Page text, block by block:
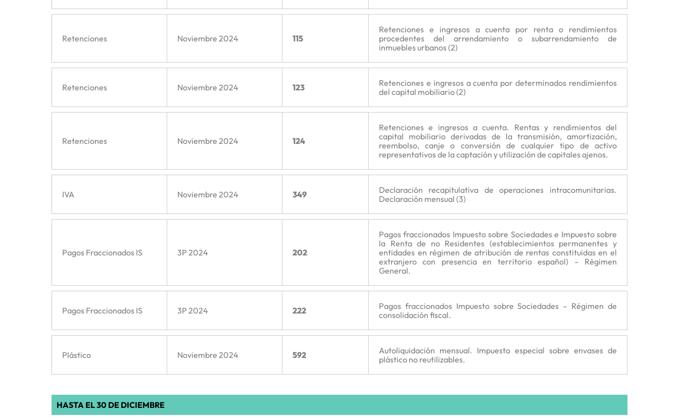
Retenciones Noviembre 2024 115
Retenciones e ingresos a cuenta por renta o rendimientos
procedentes del arrendamiento o subarrendamiento de
inmuebles urbanos (2)
Retenciones Noviembre 2024 123
Retenciones e ingresos a cuenta por determinados rendimientos
del capital mobiliario (2)
Retenciones Noviembre 2024 124
Retenciones e ingresos a cuenta. Rentas y rendimientos del
capital mobiliario derivadas de la transmisión, amortización,
reembolso, canje o conversión de cualquier tipo de activo
representativos de la captación y utilización de capitales ajenos.
IVA Noviembre 2024 349
Declaración recapitulativa de operaciones intracomunitarias.
Declaración mensual (3)
Pagos Fraccionados IS 3P 2024 202
Pagos fraccionados Impuesto sobre Sociedades e Impuesto sobre
la Renta de no Residentes (establecimientos permanentes y
entidades en régimen de atribución de rentas constituidas en el
extranjero con presencia en territorio español) – Régimen
General.
Pagos Fraccionados IS 3P 2024 222
Pagos fraccionados Impuesto sobre Sociedades – Régimen de
consolidación fiscal.
Plástico Noviembre 2024 592
Autoliquidación mensual. Impuesto especial sobre envases de
plástico no reutilizables.
HASTA EL 30 DE DICIEMBRE